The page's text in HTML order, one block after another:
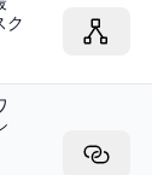
ク